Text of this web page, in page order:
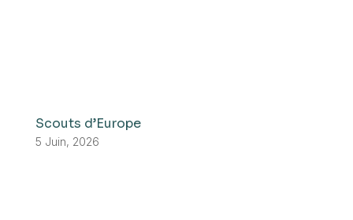
Scouts d’Europe
5 Juin, 2026